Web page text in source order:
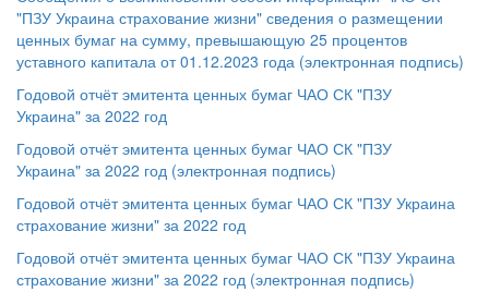
"ПЗУ Украина страхование жизни" сведения о размещении
ценных бумаг на сумму, превышающую 25 процентов
уставного капитала от 01.12.2023 года (электронная подпись)
Годовой отчёт эмитента ценных бумаг ЧАО СК "ПЗУ
Украина" за 2022 год
Годовой отчёт эмитента ценных бумаг ЧАО СК "ПЗУ
Украина" за 2022 год (электронная подпись)
Годовой отчёт эмитента ценных бумаг ЧАО СК "ПЗУ Украина
страхование жизни" за 2022 год
Годовой отчёт эмитента ценных бумаг ЧАО СК "ПЗУ Украина
страхование жизни" за 2022 год (электронная подпись)